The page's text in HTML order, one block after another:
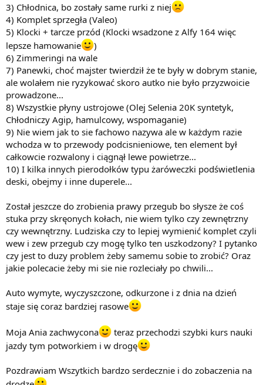
3) Chłodnica, bo zostały same rurki z niej
4) Komplet sprzegła (Valeo)
5) Klocki + tarcze przód (Klocki wsadzone z Alfy 164 więc
lepsze hamowanie
)
6) Zimmeringi na wale
7) Panewki, choć majster twierdził że te były w dobrym stanie,
ale wolałem nie ryzykować skoro autko nie było przyzwoicie
prowadzone...
8) Wszystkie płyny ustrojowe (Olej Selenia 20K syntetyk,
Chłodniczy Agip, hamulcowy, wspomaganie)
9) Nie wiem jak to sie fachowo nazywa ale w każdym razie
wchodza w to przewody podcisnieniowe, ten element był
całkowcie rozwalony i ciągnął lewe powietrze...
10) I kilka innych pierodołków typu żaróweczki podświetlenia
deski, obejmy i inne duperele...
Został jeszcze do zrobienia prawy przegub bo słysze że coś
stuka przy skręonych kołach, nie wiem tylko czy zewnętrzny
czy wewnętrzny. Ludziska czy to lepiej wymienić komplet czyli
wew i zew przegub czy mogę tylko ten uszkodzony? I pytanko
czy jest to duzy problem żeby samemu sobie to zrobić? Oraz
jakie polecacie żeby mi sie nie rozleciały po chwili...
Auto wymyte, wyczyszczone, odkurzone i z dnia na dzień
staje się coraz bardziej rasowe
Moja Ania zachwycona
teraz przechodzi szybki kurs nauki
jazdy tym potworkiem i w drogę
Pozdrawiam Wszytkich bardzo serdecznie i do zobaczenia na